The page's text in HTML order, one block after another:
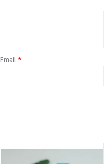
Email *